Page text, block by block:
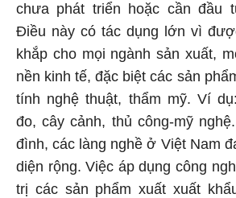
chưa phát triển hoặc cần đầu
Điều này có tác dụng lớn vì
khắp cho mọi ngành sản xuất,
nền kinh tế, đặc biệt các sản
tính nghệ thuật, thẩm mỹ. Ví
đo, cây cảnh, thủ công-mỹ
đình, các làng nghề ở Việt Nam
diện rộng. Việc áp dụng công
trị các sản phẩm xuất xuất